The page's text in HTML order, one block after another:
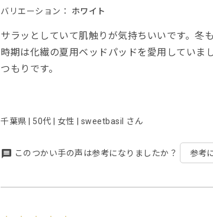
バリエーション： ホワイト
サラッとしていて肌触りが気持ちいいです。冬
時期は化繊の夏用ベッドパッドを愛用していま
つもりです。
千葉県 | 50代 | 女性 | sweetbasil さん
このつかい手の声は参考になりましたか？ 参考